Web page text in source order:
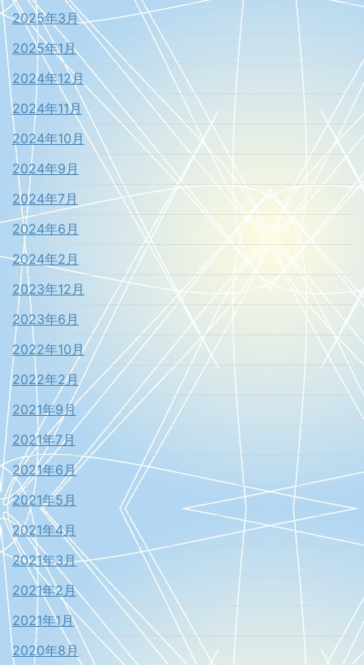
2025年3月
2025年1月
2024年12月
2024年11月
2024年10月
2024年9月
2024年7月
2024年6月
2024年2月
2023年12月
2023年6月
2022年10月
2022年2月
2021年9月
2021年7月
2021年6月
2021年5月
2021年4月
2021年3月
2021年2月
2021年1月
2020年8月